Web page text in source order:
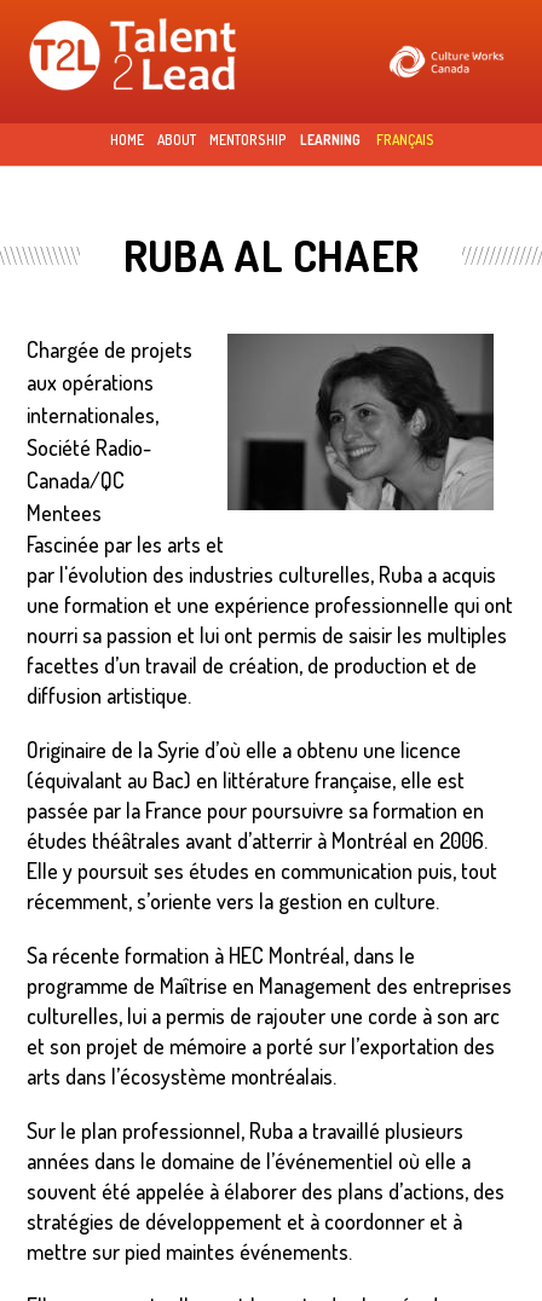
Skip to
main
content
HOME ABOUT MENTORSHIP LEARNING FRANÇAIS
RUBA AL CHAER
Chargée de projets
aux opérations
internationales,
Société Radio-
Canada/QC
Mentees
Fascinée par les arts et
par l'évolution des industries culturelles, Ruba a acquis
une formation et une expérience professionnelle qui ont
nourri sa passion et lui ont permis de saisir les multiples
facettes d’un travail de création, de production et de
diffusion artistique.
Originaire de la Syrie d’où elle a obtenu une licence
(équivalant au Bac) en littérature française, elle est
passée par la France pour poursuivre sa formation en
études théâtrales avant d’atterrir à Montréal en 2006.
Elle y poursuit ses études en communication puis, tout
récemment, s’oriente vers la gestion en culture.
Sa récente formation à HEC Montréal, dans le
programme de Maîtrise en Management des entreprises
culturelles, lui a permis de rajouter une corde à son arc
et son projet de mémoire a porté sur l’exportation des
arts dans l’écosystème montréalais.
Sur le plan professionnel, Ruba a travaillé plusieurs
années dans le domaine de l’événementiel où elle a
souvent été appelée à élaborer des plans d’actions, des
stratégies de développement et à coordonner et à
mettre sur pied maintes événements.